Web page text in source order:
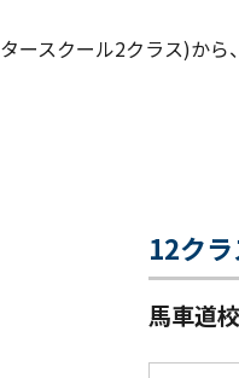
ースクール2クラス)から、
12クラ
馬車道校